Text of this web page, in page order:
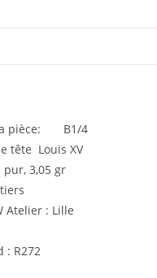
pièce: B1/4
tête Louis XV
pur, 3,05 gr
Atelier : Lille
: R272